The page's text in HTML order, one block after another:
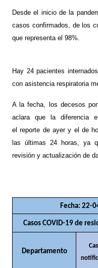
Desde el inicio de la
casos confirmados, de los
que representa el 98%.
Hay 24 pacientes
con asistencia respiratoria
A la fecha, los decesos
aclara que la diferencia
elreporte de ayer y el de
las últimas 24 horas, ya
revisión y actualización de
Fecha: 22-
Casos COVID-19 de
Departamento